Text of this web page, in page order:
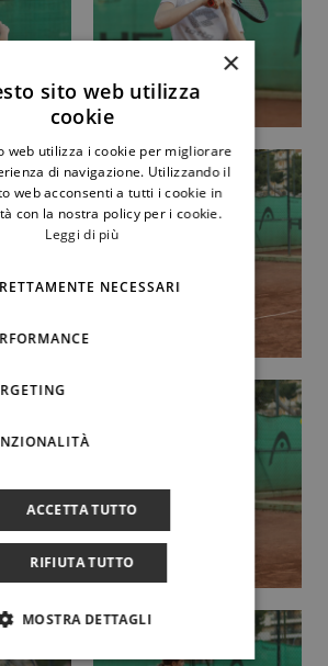
×
sito web utilizza
cookie
web utilizza i cookie per migliorare
di navigazione. Utilizzando il
web acconsenti a tutti i cookie in
con la nostra policy per i cookie.
Leggi di più
NECESSARI
ACCETTA TUTTO
RIFIUTA TUTTO
MOSTRA DETTAGLI